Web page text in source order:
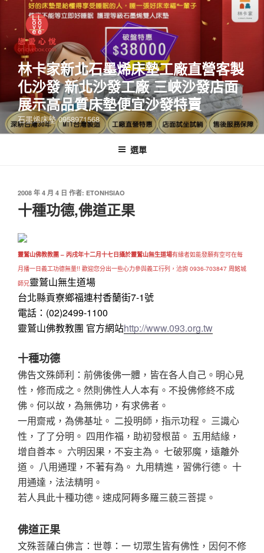
林卡家新北石墨烯床墊工廠直營客製
化沙發 新北沙發工廠 三峽沙發店面
展示高品質床墊便宜沙發特賣
石墨烯床墊 0958971568
選單
2008 年 4 月 4 日 作者: ETONHSIAO
十種功德,佛道正果
靈鷲山佛教教團 – 丙戌年十二月十七日攝於靈鷲山無生道場有緣者如能發願有空可在每
月播一日義工功德無量!! 歡迎您分出一些心力參與義工行列，洽詢 0936-703847 周銘城
師兄靈鷲山無生道場
台北縣貢寮鄉福連村香蘭街7-1號
電話：(02)2499-1100
靈鷲山佛教教團 官方網站http://www.093.org.tw
十種功德
佛告文殊師利：前佛後佛一體，皆在各人自己。明心見
性，修而成之。然則佛性人人本有。不投佛修終不成
佛。何以故，為無佛功，有求佛者。
一用齋戒，為佛基址。 二投明師，指示功程。 三識心
性，了了分明。 四用作福，助初發根苗。 五用結緣，
增自善本。 六明因果，不妄主為。 七破邪魔，遠離外
道。 八用通理，不著有為。 九用精進，習佛行德。 十
用通達，法法精明。
若人具此十種功德。速成阿耨多羅三藐三菩提。
佛道正果
文殊菩薩白佛言：世尊：一 切眾生皆有佛性，因何不修